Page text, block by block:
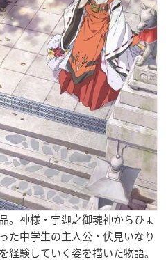
。神様・ 宇迦之御魂神からひょ
た中学生の主人公・伏見いなり
経験していく姿を描いた物語。